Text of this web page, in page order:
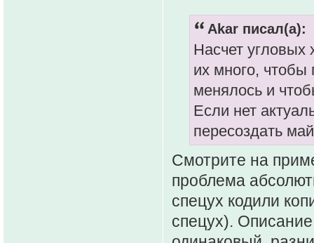
Akar писал(а):
Насчет угловых
их много, чтобы
менялось и
Если нет
пересоздать
Смотрите на
проблема
спецух кодили
спецух).